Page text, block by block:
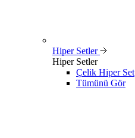
Hiper Setler
Hiper Setler
Çelik Hiper Set
Tümünü Gör